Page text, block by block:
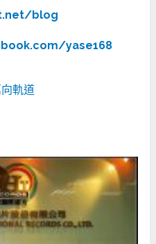
blog
yase168
軌道